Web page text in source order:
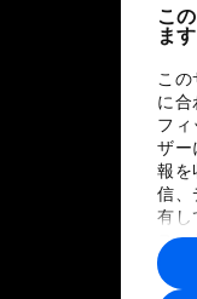
こ
ます
こ
に合
フィ
ザー
報を
信、
有し
ユ
報や
に